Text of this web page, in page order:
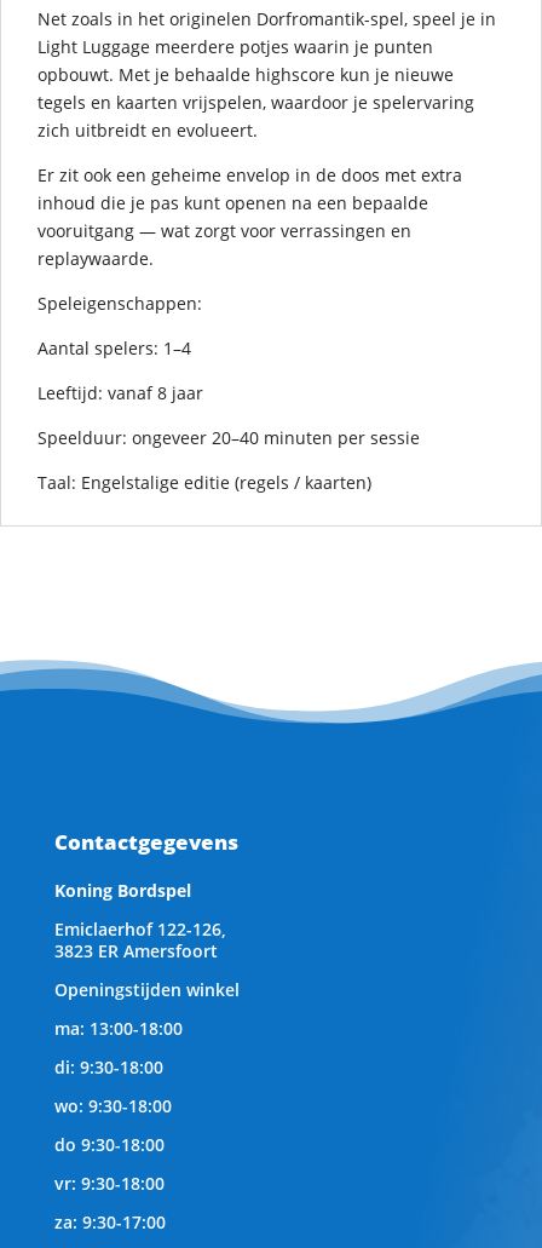
Net zoals in het originelen Dorfromantik-spel, speel je in
Light Luggage meerdere potjes waarin je punten
opbouwt. Met je behaalde highscore kun je nieuwe
tegels en kaarten vrijspelen, waardoor je spelervaring
zich uitbreidt en evolueert.
Er zit ook een geheime envelop in de doos met extra
inhoud die je pas kunt openen na een bepaalde
vooruitgang — wat zorgt voor verrassingen en
replaywaarde.
Speleigenschappen:
Aantal spelers: 1–4
Leeftijd: vanaf 8 jaar
Speelduur: ongeveer 20–40 minuten per sessie
Taal: Engelstalige editie (regels / kaarten)
Contactgegevens
Koning Bordspel
Emiclaerhof 122-126,
3823 ER Amersfoort
Openingstijden winkel
ma: 13:00-18:00
di: 9:30-18:00
wo: 9:30-18:00
do 9:30-18:00
vr: 9:30-18:00
za: 9:30-17:00